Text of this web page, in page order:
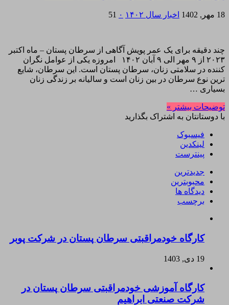
18 مهر, 1402 اخبار سال ۱۴۰۲ ۰ 51
چند دقیقه برای یک عمر پویش آگاهی از سرطان پستان – ماه اکتبر
۲۰۲۳ از ۹ مهر الی ۹ آبان ۱۴۰۲ امروزه یکی از عوامل نگران
کننده در سلامتی زنان، سرطان پستان است. این سرطان، شایع‌
ترین نوع سرطان در بین زنان است و سالیانه بر زندگی زنان
بسیاری …
توضیحات بیشتر »
با دوستانتان به اشتراک بگذارید
فیسبوک
لینکدین
پینترست
جدیدترین
محبوبترین
دیدگاه ها
برچسب
کارگاه خودمراقبتی سرطان پستان در شرکت پوبر
19 دی, 1403
کارگاه آموزشی خودمراقبتی سرطان پستان در
شرکت صنعتی ابراهیم